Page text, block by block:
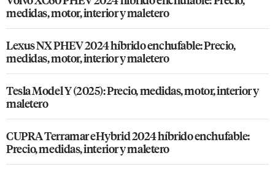
medidas, motor, interior y maletero
Lexus NX PHEV 2024 híbrido enchufable: Precio,
medidas, motor, interior y maletero
Tesla Model Y (2025): Precio, medidas, motor, interior y
maletero
CUPRA Terramar eHybrid 2024 híbrido enchufable:
Precio, medidas, interior y maletero